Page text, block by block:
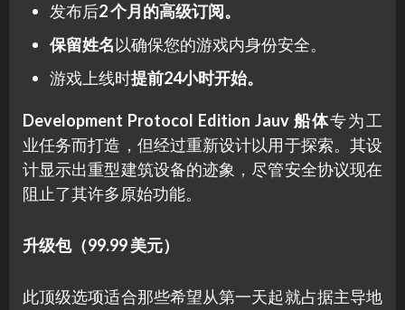
发布后2 个月的高级订阅。
保留姓名以确保您的游戏内身份安全。
游戏上线时提前24小时开始。
Development Protocol Edition Jauv 船体专为工
业任务而打造，但经过重新设计以用于探索。其设
计显示出重型建筑设备的迹象，尽管安全协议现在
阻止了其许多原始功能。
升级包（99.99 美元）
此顶级选项适合那些希望从第一天起就占据主导地